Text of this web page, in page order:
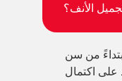
الأنف؟
من سن
على اكتمال